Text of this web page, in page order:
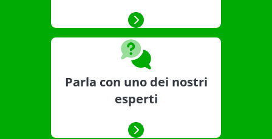
Parla con uno dei nostri
esperti